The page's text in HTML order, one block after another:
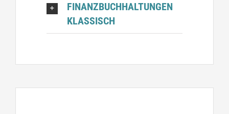
FINANZBUCHHALTUNGEN
KLASSISCH